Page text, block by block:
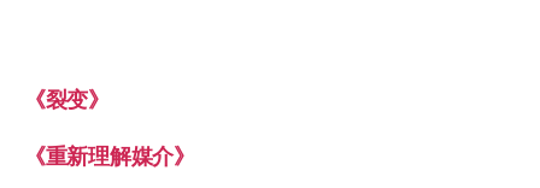
《裂变》
《重新理解媒介》